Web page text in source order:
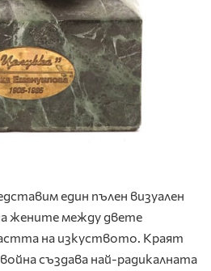
един пълен визуален
жените между двете
на изкуството. Краят
създава най-радикалната